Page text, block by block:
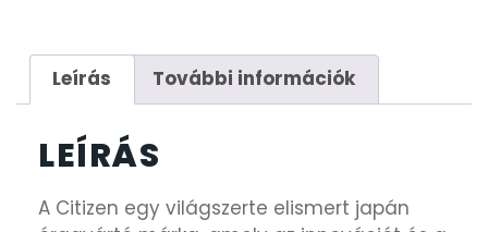
Leírás További információk
LEÍRÁS
A Citizen egy világszerte elismert japán